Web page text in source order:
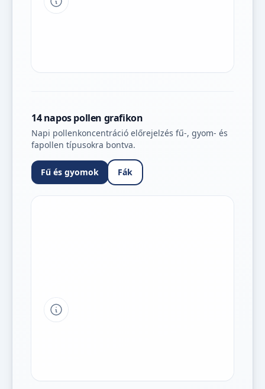
Tipp a grafikon jelmagyarázatához
14 napos pollen grafikon
Napi pollenkoncentráció előrejelzés fű-, gyom- és
fapollen típusokra bontva.
Fű és gyomok Fák
Tipp a grafikon jelmagyarázatához